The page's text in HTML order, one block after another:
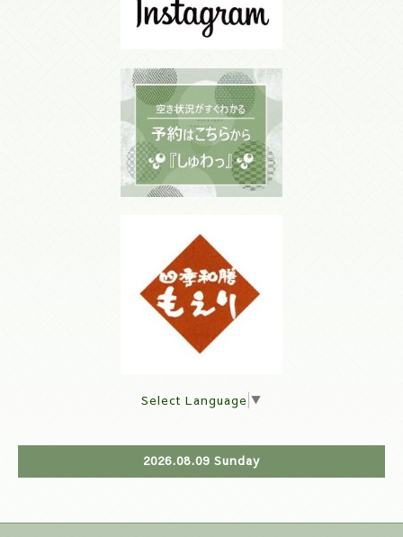
Select Language ▼
2026.08.09 Sunday